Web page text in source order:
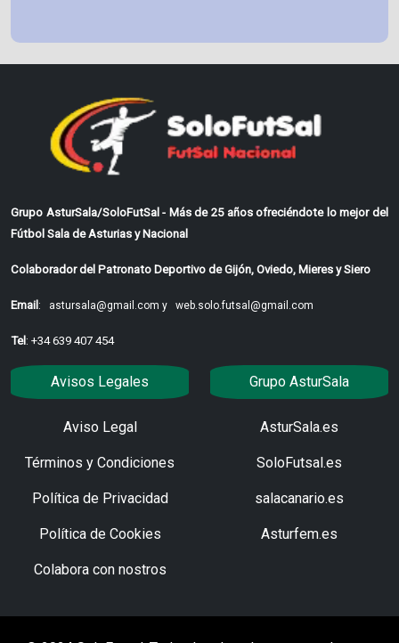
Grupo AsturSala/SoloFutSal - Más de 25 años ofreciéndote lo mejor del
Fútbol Sala de Asturias y Nacional
Colaborador del Patronato Deportivo de Gijón, Oviedo, Mieres y Siero
Email : astursala@gmail.com y web.solo.futsal@gmail.com
Tel : +34 639 407 454
Avisos Legales
Aviso Legal
Términos y Condiciones
Política de Privacidad
Política de Cookies
Colabora con nostros
Grupo AsturSala
AsturSala.es
SoloFutsal.es
salacanario.es
Asturfem.es